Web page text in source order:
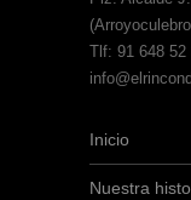
Tlf: 91 648 52
Inicio
Nuestra